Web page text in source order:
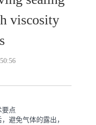
viscosity
要点
避免气体的露出，